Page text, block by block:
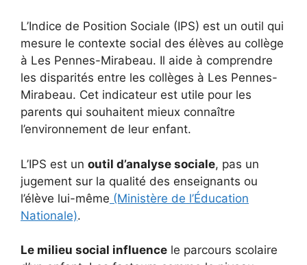
L’Indice de Position Sociale (IPS) est un outil qui
mesure le contexte social des élèves au collège
à Les Pennes-Mirabeau. Il aide à comprendre
les disparités entre les collèges à Les Pennes-
Mirabeau. Cet indicateur est utile pour les
parents qui souhaitent mieux connaître
l’environnement de leur enfant.
L’IPS est un outil d’analyse sociale, pas un
jugement sur la qualité des enseignants ou
l’élève lui-même (Ministère de l’Éducation
Nationale).
Le milieu social influence le parcours scolaire